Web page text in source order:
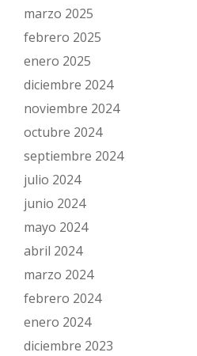
marzo 2025
febrero 2025
enero 2025
diciembre 2024
noviembre 2024
octubre 2024
septiembre 2024
julio 2024
junio 2024
mayo 2024
abril 2024
marzo 2024
febrero 2024
enero 2024
diciembre 2023